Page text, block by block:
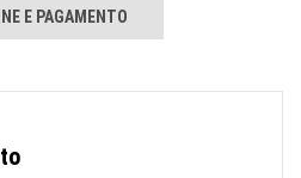
E PAGAMENTO